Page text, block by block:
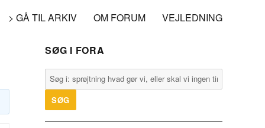
> GÅ TIL ARKIV OM FORUM VEJLEDNING
SØG I FORA